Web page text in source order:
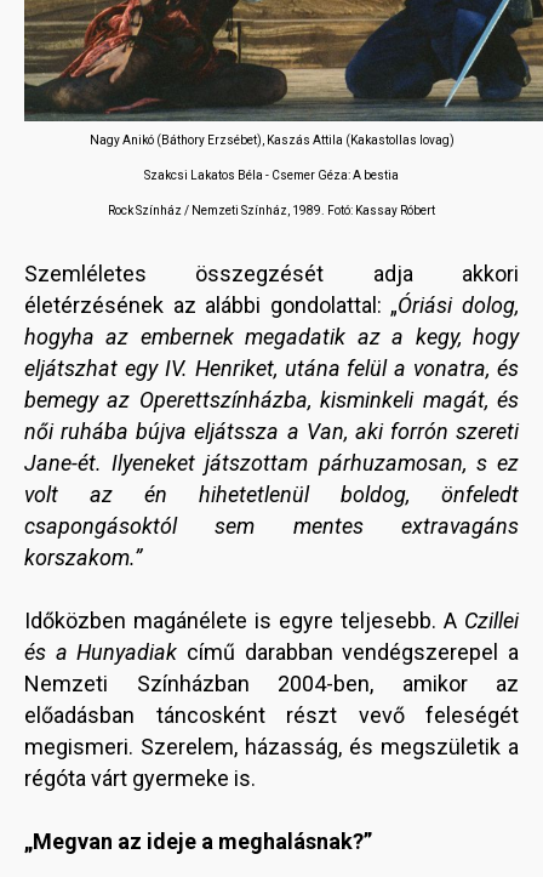
Nagy Anikó (Báthory Erzsébet), Kaszás Attila (Kakastollas lovag)
Szakcsi Lakatos Béla - Csemer Géza: A bestia
Rock Színház / Nemzeti Színház, 1989. Fotó: Kassay Róbert
Szemléletes összegzését adja akkori
életérzésének az alábbi gondolattal: „Óriási dolog,
hogyha az embernek megadatik az a kegy, hogy
eljátszhat egy IV. Henriket, utána felül a vonatra, és
bemegy az Operettszínházba, kisminkeli magát, és
női ruhába bújva eljátssza a Van, aki forrón szereti
Jane-ét. Ilyeneket játszottam párhuzamosan, s ez
volt az én hihetetlenül boldog, önfeledt
csapongásoktól sem mentes extravagáns
korszakom.”
Időközben magánélete is egyre teljesebb. A Czillei
és a Hunyadiak című darabban vendégszerepel a
Nemzeti Színházban 2004-ben, amikor az
előadásban táncosként részt vevő feleségét
megismeri. Szerelem, házasság, és megszületik a
régóta várt gyermeke is.
„Megvan az ideje a meghalásnak?”